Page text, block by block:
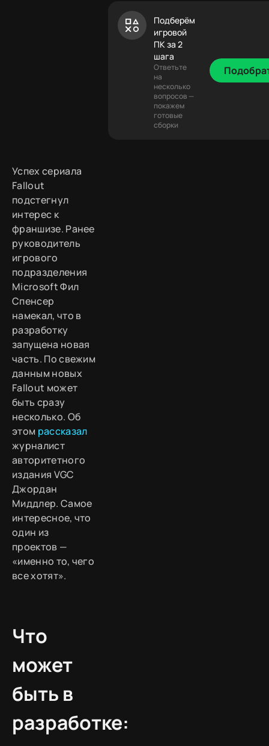
Подберём
игровой
ПК за 2
шага
Ответьте
на
несколько
вопросов —
покажем
готовые
сборки
Успех сериала
Fallout
подстегнул
интерес к
франшизе. Ранее
руководитель
игрового
подразделения
Microsoft Фил
Спенсер
намекал, что в
разработку
запущена новая
часть. По свежим
данным новых
Fallout может
быть сразу
несколько. Об
этом рассказал
журналист
авторитетного
издания VGC
Джордан
Миддлер. Самое
интересное, что
один из
проектов —
«именно то, чего
все хотят».
Что
может
быть в
разработке: